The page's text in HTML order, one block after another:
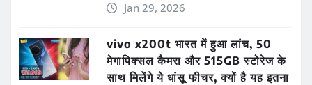
Jan 29, 2026
vivo x200t भारत में हुआ लांच, 50
मेगापिक्सल कैमरा और 515GB स्टोरेज के
साथ मिलेंगे ये धांसू फीचर, क्यों है यह इतना